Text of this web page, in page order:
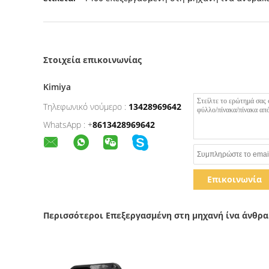
Στοιχεία επικοινωνίας
Kimiya
Τηλεφωνικό νούμερο : 13428969642
WhatsApp : +8613428969642
Επικοινωνία
Περισσότεροι Επεξεργασμένη στη μηχανή ίνα